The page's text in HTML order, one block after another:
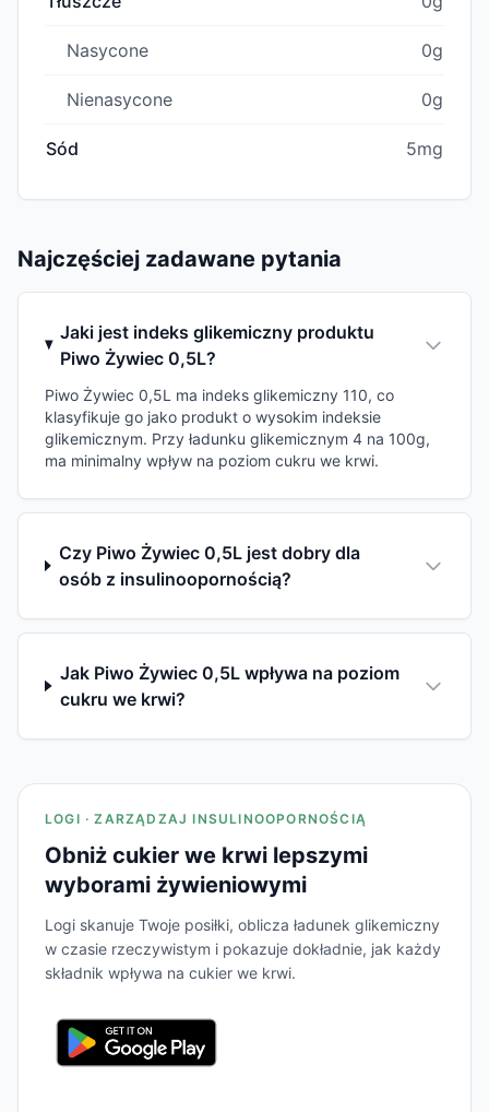
Nasycone 0g
Nienasycone 0g
Sód 5mg
Najczęściej zadawane pytania
Jaki jest indeks glikemiczny produktu
Piwo Żywiec 0,5L?
Piwo Żywiec 0,5L ma indeks glikemiczny 110, co
klasyfikuje go jako produkt o wysokim indeksie
glikemicznym. Przy ładunku glikemicznym 4 na 100g,
ma minimalny wpływ na poziom cukru we krwi.
Czy Piwo Żywiec 0,5L jest dobry dla
osób z insulinoopornością?
Jak Piwo Żywiec 0,5L wpływa na poziom
cukru we krwi?
LOGI · ZARZĄDZAJ INSULINOOPORNOŚCIĄ
Obniż cukier we krwi lepszymi
wyborami żywieniowymi
Logi skanuje Twoje posiłki, oblicza ładunek glikemiczny
w czasie rzeczywistym i pokazuje dokładnie, jak każdy
składnik wpływa na cukier we krwi.